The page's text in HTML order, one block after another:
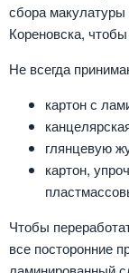
сбора макулатуры
Кореновска,
Не всегда
картон с
глянцевую
картон,
Чтобы
все посторонние